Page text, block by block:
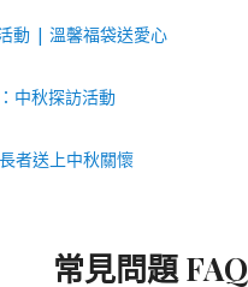
動 | 溫馨福袋送愛心
中秋探訪活動
者送上中秋關懷
常見問題 FAQ